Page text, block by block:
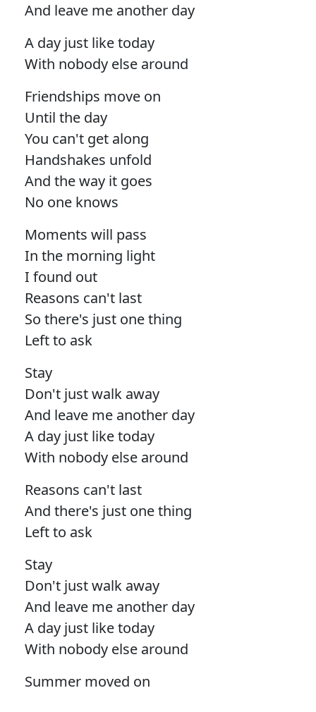
And leave me another day
A day just like today
With nobody else around
Friendships move on
Until the day
You can't get along
Handshakes unfold
And the way it goes
No one knows
Moments will pass
In the morning light
I found out
Reasons can't last
So there's just one thing
Left to ask
Stay
Don't just walk away
And leave me another day
A day just like today
With nobody else around
Reasons can't last
And there's just one thing
Left to ask
Stay
Don't just walk away
And leave me another day
A day just like today
With nobody else around
Summer moved on